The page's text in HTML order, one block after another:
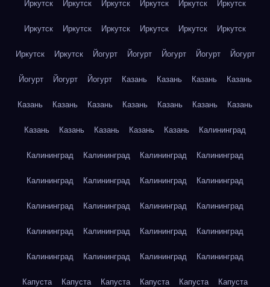
Иркутск Иркутск Иркутск Иркутск Иркутск Иркутск
Иркутск Иркутск Иркутск Иркутск Иркутск Иркутск
Иркутск Иркутск Йогурт Йогурт Йогурт Йогурт Йогурт
Йогурт Йогурт Йогурт Казань Казань Казань Казань
Казань Казань Казань Казань Казань Казань Казань
Казань Казань Казань Казань Казань Калининград
Калининград Калининград Калининград Калининград
Калининград Калининград Калининград Калининград
Калининград Калининград Калининград Калининград
Калининград Калининград Калининград Калининград
Калининград Калининград Калининград Калининград
Капуста Капуста Капуста Капуста Капуста Капуста